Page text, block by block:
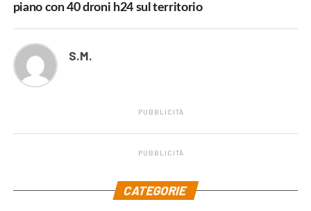
piano con 40 droni h24 sul territorio
S.M.
PUBBLICITÀ
PUBBLICITÀ
CATEGORIE